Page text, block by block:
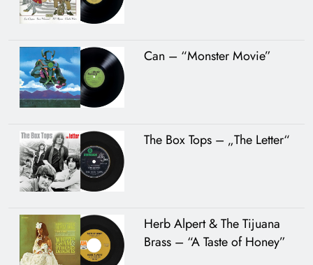
Can – “Monster Movie”
The Box Tops – „The Letter“
Herb Alpert & The Tijuana
Brass – “A Taste of Honey”